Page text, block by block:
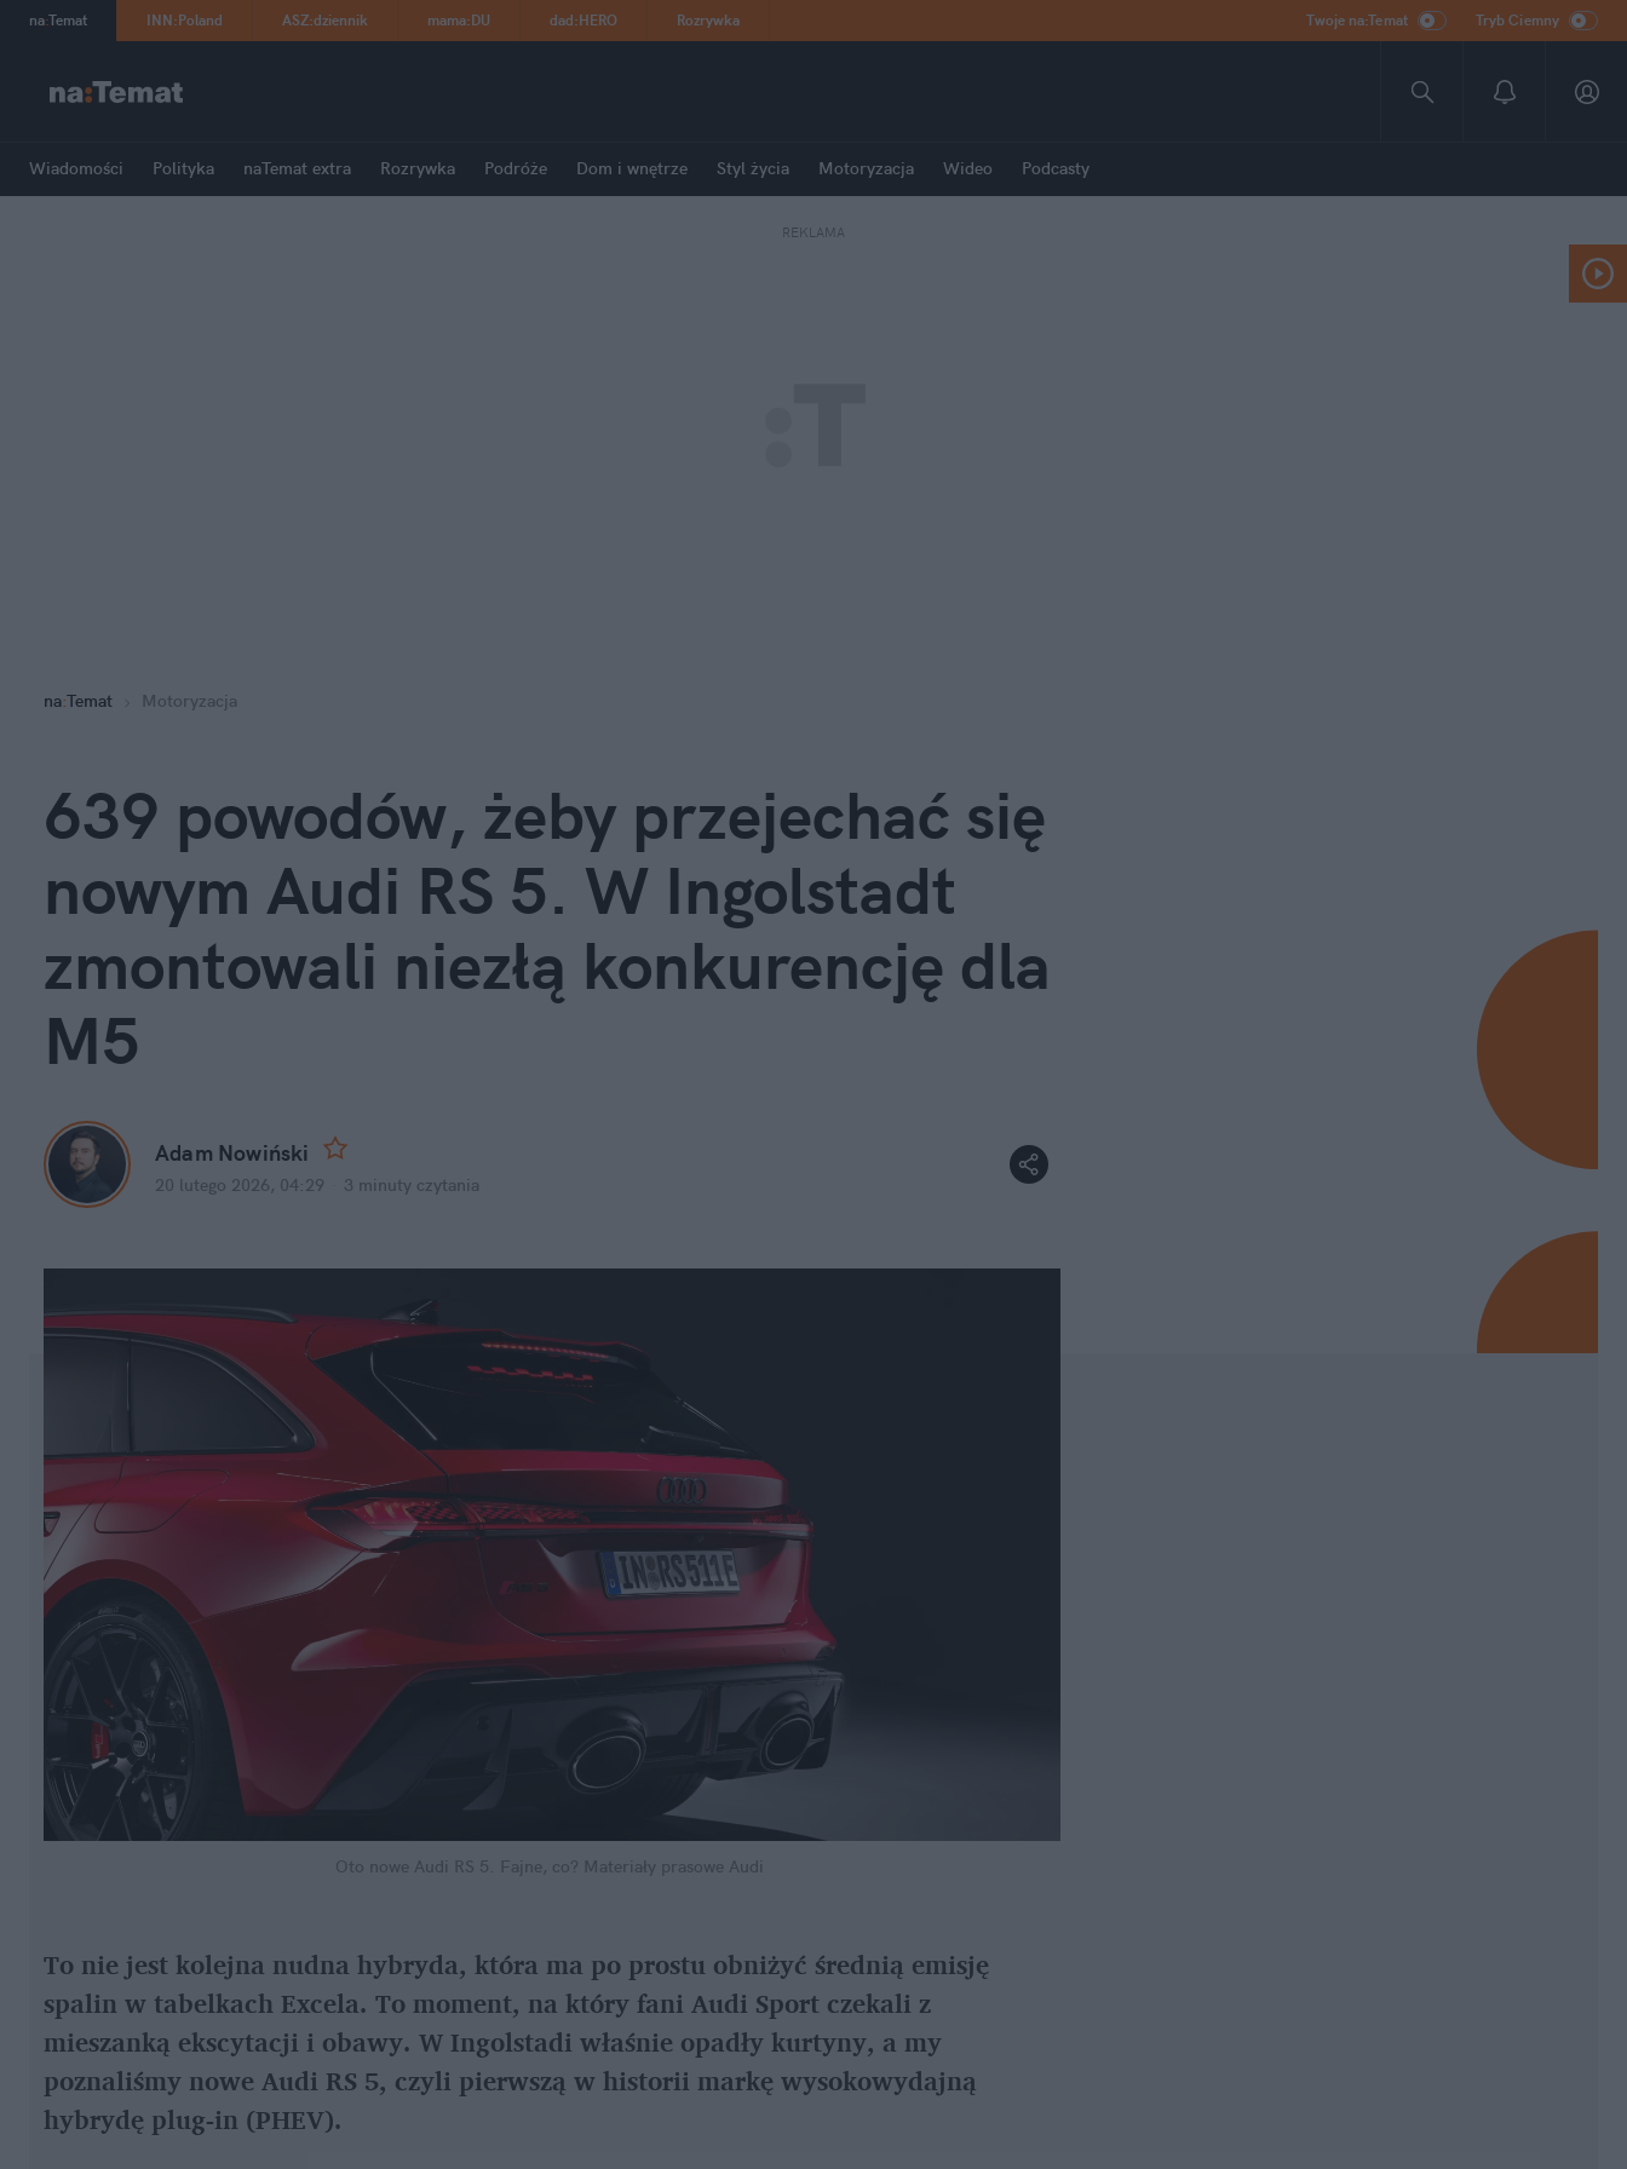
na:Temat INN:Poland ASZ:dziennik mama:DU dad:HERO Rozrywka Twoje na:Temat Tryb Ciemny
Wiadomości Polityka naTemat extra Rozrywka Podróże Dom i wnętrze Styl życia Motoryzacja Wideo Podcasty
REKLAMA
na:Temat Motoryzacja
639 powodów, żeby przejechać się
nowym Audi RS 5. W Ingolstadt
zmontowali niezłą konkurencję dla
M5
Adam Nowiński
20 lutego 2026, 04:29 3 minuty czytania
Oto nowe Audi RS 5. Fajne, co? Materiały prasowe Audi
To nie jest kolejna nudna hybryda, która ma po prostu obniżyć średnią emisję
spalin w tabelkach Excela. To moment, na który fani Audi Sport czekali z
mieszanką ekscytacji i obawy. W Ingolstadi właśnie opadły kurtyny, a my
poznaliśmy nowe Audi RS 5, czyli pierwszą w historii markę wysokowydajną
hybrydę plug-in (PHEV).